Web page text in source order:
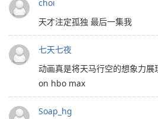
choi
天才注定孤独 最后一集我
七天七夜
动画真是将天马行空的想象力
on hbo max
Soap_hg